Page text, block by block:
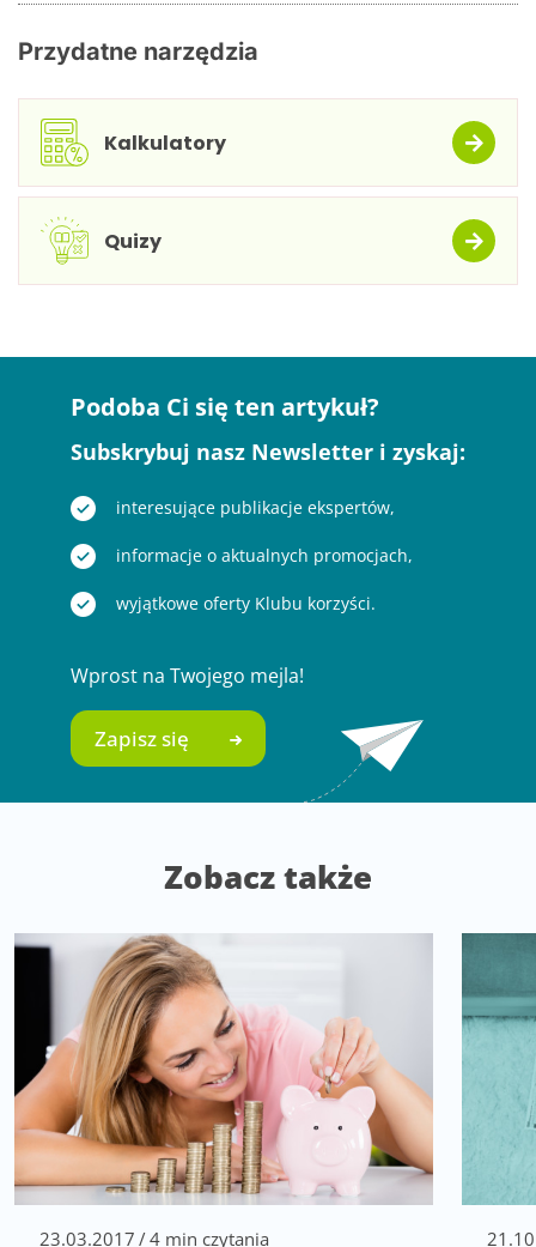
Przydatne narzędzia
Kalkulatory
Quizy
Podoba Ci się ten artykuł?
Subskrybuj nasz Newsletter i zyskaj:
interesujące publikacje ekspertów,
informacje o aktualnych promocjach,
wyjątkowe oferty Klubu korzyści.
Wprost na Twojego mejla!
Zapisz się
Zobacz także
23.03.2017 /4 min czytania